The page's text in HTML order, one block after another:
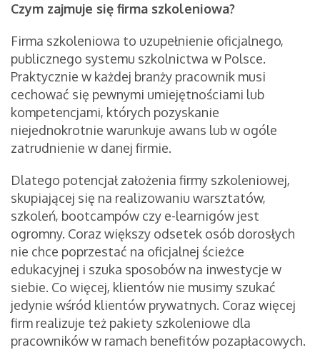
Czym zajmuje się firma szkoleniowa?
Firma szkoleniowa to uzupełnienie oficjalnego,
publicznego systemu szkolnictwa w Polsce.
Praktycznie w każdej branży pracownik musi
cechować się pewnymi umiejętnościami lub
kompetencjami, których pozyskanie
niejednokrotnie warunkuje awans lub w ogóle
zatrudnienie w danej firmie.
Dlatego potencjał założenia firmy szkoleniowej,
skupiającej się na realizowaniu warsztatów,
szkoleń, bootcampów czy e-learnigów jest
ogromny. Coraz większy odsetek osób dorosłych
nie chce poprzestać na oficjalnej ścieżce
edukacyjnej i szuka sposobów na inwestycje w
siebie. Co więcej, klientów nie musimy szukać
jedynie wśród klientów prywatnych. Coraz więcej
firm realizuje też pakiety szkoleniowe dla
pracowników w ramach benefitów pozapłacowych.